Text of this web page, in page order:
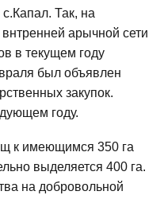
Так, на
арычной сети
в текущем году
был объявлен
закупок.
году.
к имеющимся 350 га
выделяется 400 га.
на добровольной